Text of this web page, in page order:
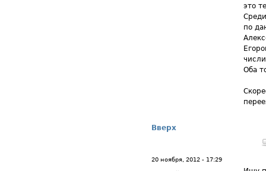
это
по
Оба
Вверх
20 ноября, 2012 - 17:29